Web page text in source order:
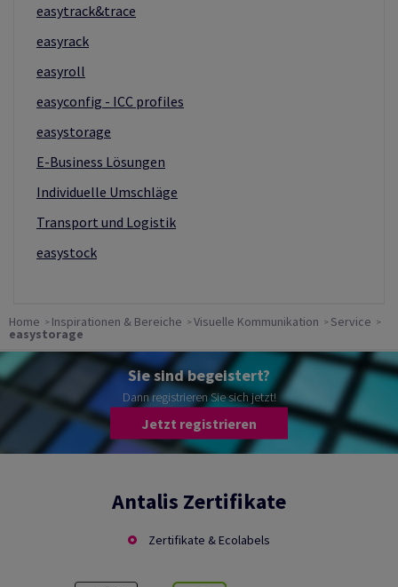
easytrack&trace
easyrack
easyroll
easyconfig - ICC profiles
easystorage
E-Business Lösungen
Individuelle Umschläge
Transport und Logistik
easystock
Home Inspirationen & Bereiche Visuelle Kommunikation Service
easystorage
Sie sind begeistert?
Dann registrieren Sie sich jetzt!
Jetzt registrieren
Antalis Zertifikate
Zertifikate & Ecolabels